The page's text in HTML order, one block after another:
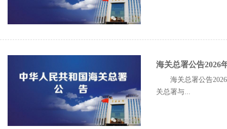
海关总署公告2026
海关总署公告
关总署与...